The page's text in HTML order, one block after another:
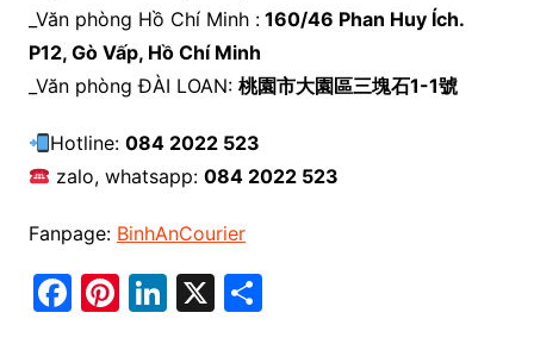
_Văn phòng Hồ Chí Minh :160/46 Phan Huy Ích.
P12, Gò Vấp, Hồ Chí Minh
_Văn phòng ĐÀI LOAN: 桃園市大園區三塊石1-1號
Hotline:084 2022 523
zalo, whatsapp:084 2022 523
Fanpage: BinhAnCourier
F Pi Li X S